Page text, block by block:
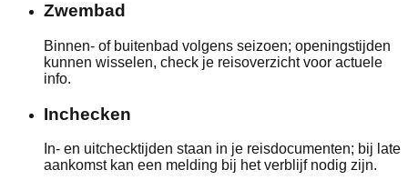
Zwembad
Binnen- of buitenbad volgens seizoen; openingstijden
kunnen wisselen, check je reisoverzicht voor actuele
info.
Inchecken
In- en uitchecktijden staan in je reisdocumenten; bij late
aankomst kan een melding bij het verblijf nodig zijn.